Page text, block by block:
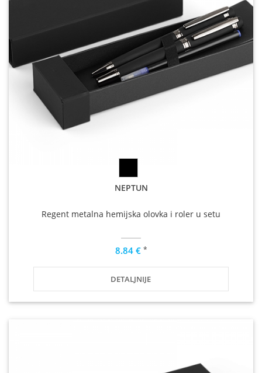
NEPTUN
Regent metalna hemijska olovka i roler u setu
8.84 € *
DETALJNIJE